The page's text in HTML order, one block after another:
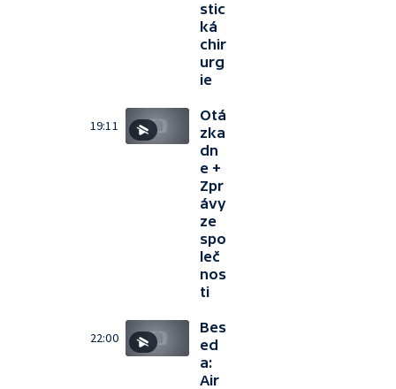
stic
ká
chir
urg
ie
19:11
Otá
zka
dn
e +
Zpr
ávy
ze
spo
leč
nos
ti
22:00
Bes
ed
a:
Air